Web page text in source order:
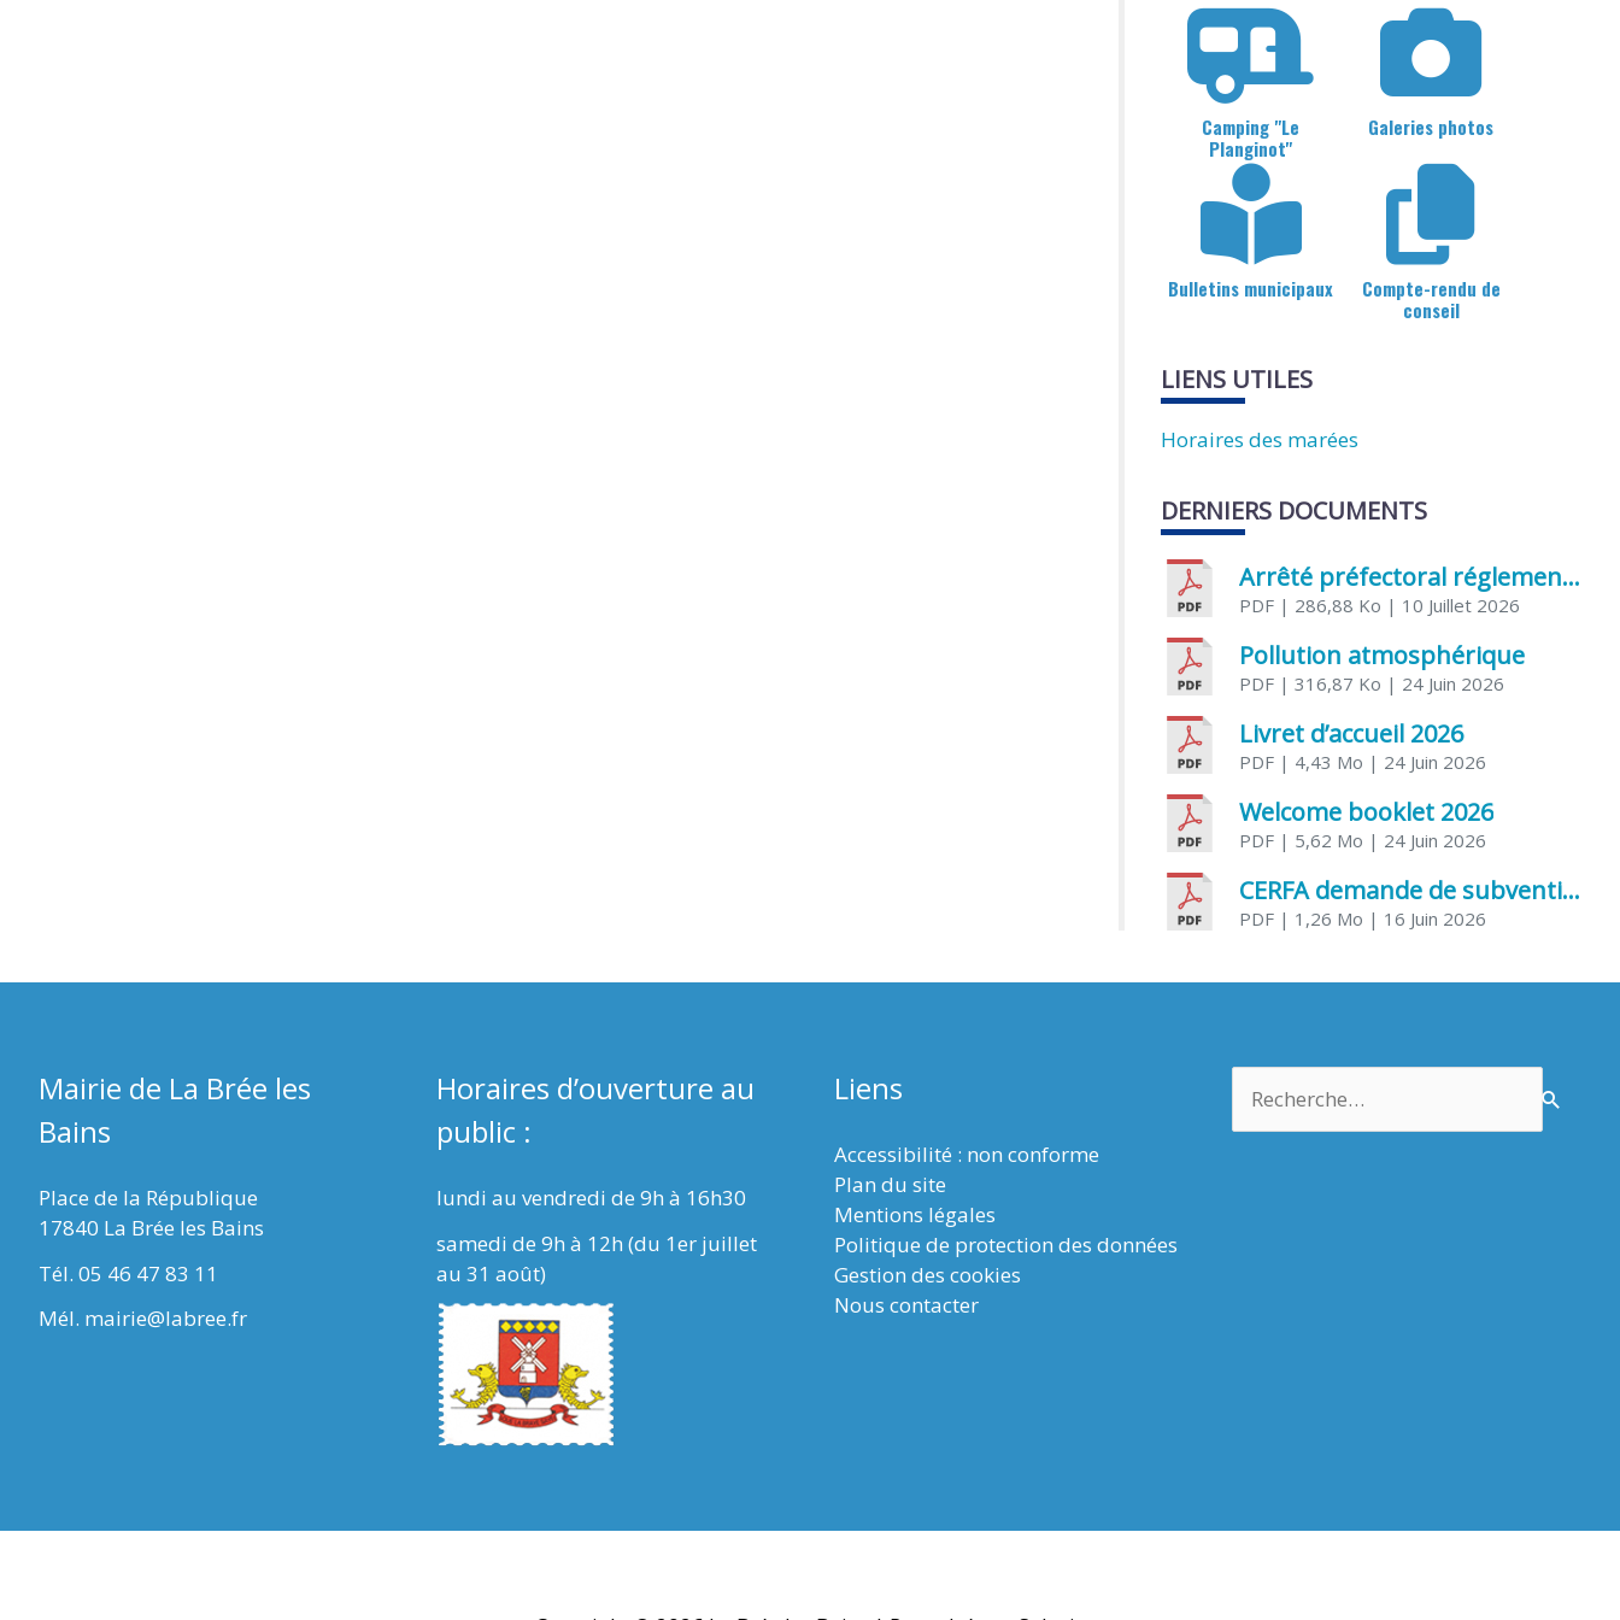
Camping "Le
Planginot"
Galeries photos
Bulletins municipaux
Compte-rendu de
conseil
LIENS UTILES
Horaires des marées
DERNIERS DOCUMENTS
Arrêté préfectoral réglementant l’usage de l’eau
PDF | 286,88 Ko | 10 Juillet 2026
Pollution atmosphérique
PDF | 316,87 Ko | 24 Juin 2026
Livret d’accueil 2026
PDF | 4,43 Mo | 24 Juin 2026
Welcome booklet 2026
PDF | 5,62 Mo | 24 Juin 2026
CERFA demande de subvention association
PDF | 1,26 Mo | 16 Juin 2026
Mairie de La Brée les
Bains
Place de la République
17840 La Brée les Bains
Tél. 05 46 47 83 11
Mél. mairie@labree.fr
Horaires d’ouverture au
public :
lundi au vendredi de 9h à 16h30
samedi de 9h à 12h (du 1er juillet
au 31 août)
Liens
Accessibilité : non conforme
Plan du site
Mentions légales
Politique de protection des données
Gestion des cookies
Nous contacter